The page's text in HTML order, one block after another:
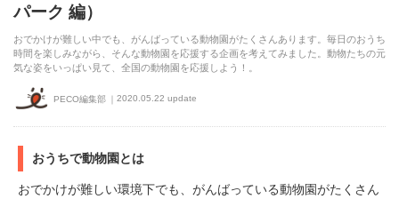
パーク 編）
おでかけが難しい中でも、がんばっている動物園がたくさんあります。毎日のおうち
時間を楽しみながら、そんな動物園を応援する企画を考えてみました。動物たちの元
気な姿をいっぱい見て、全国の動物園を応援しよう！。
PECO編集部 2020.05.22 update
おうちで動物園とは
おでかけが難しい環境下でも、がんばっている動物園がたくさん